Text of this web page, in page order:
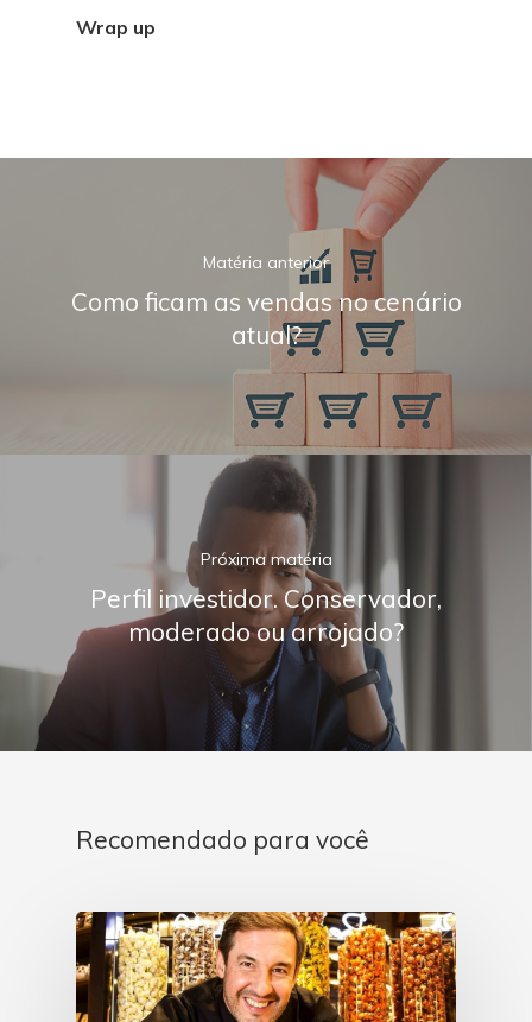
Wrap up
Matéria anterior
Como ficam as vendas no cenário
atual?
Próxima matéria
Perfil investidor. Conservador,
moderado ou arrojado?
Recomendado para você